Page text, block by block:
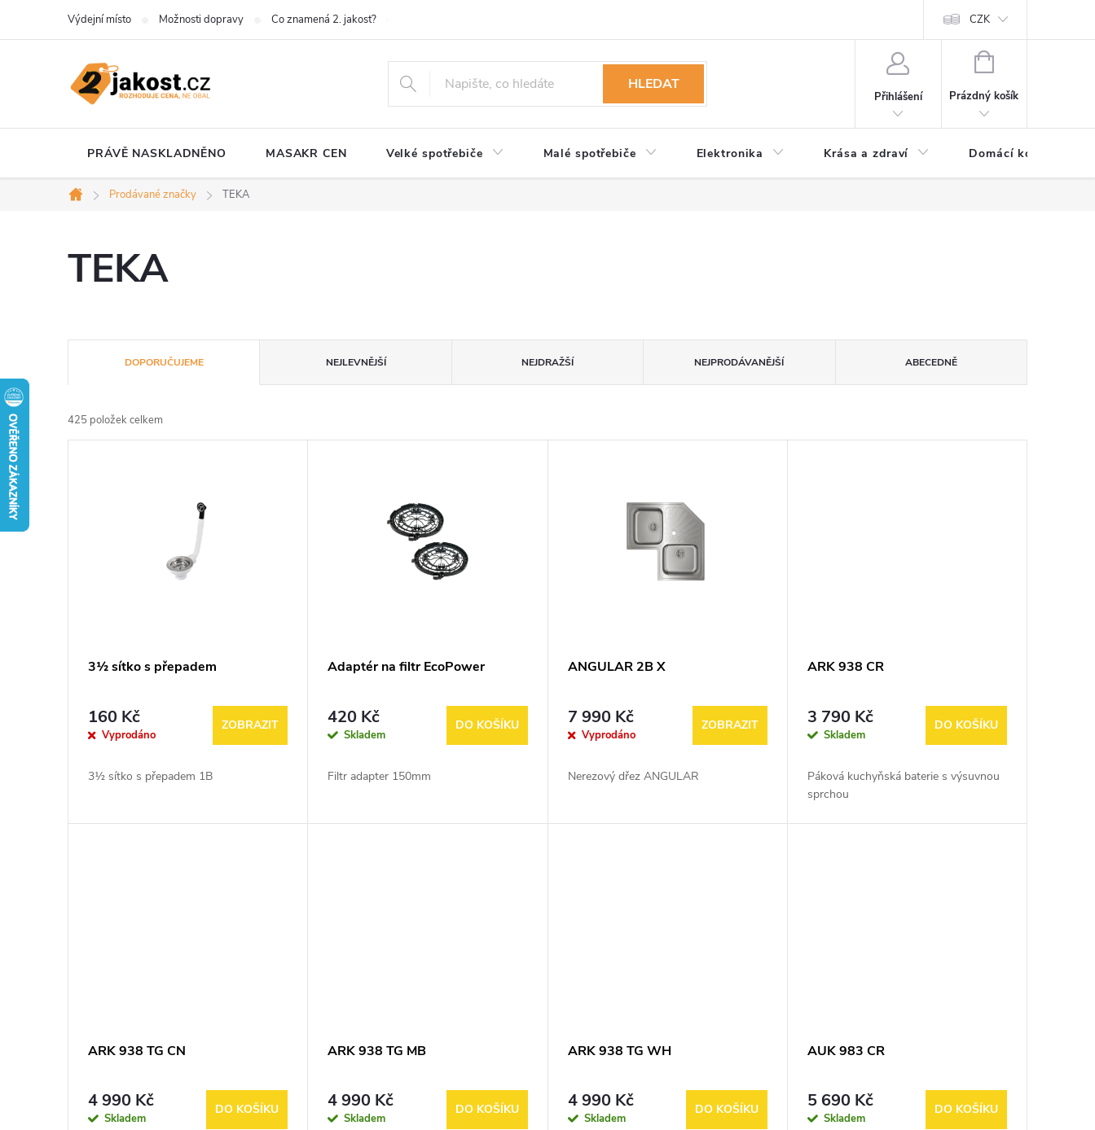
Výdejní místo Možnosti dopravy Co znamená 2. jakost? Prohlášení o ochraně osobních údajů
CZK
HLEDAT
Přihlášení
NÁKUPNÍ
Prázdný košík
PRÁVĚ NASKLADNĚNO MASAKR CEN Velké spotřebiče Malé spotřebiče Elektronika Krása a zdraví Domácí komfort
Domů
Prodávané značky TEKA
TEKA
a
z
DOPORUČUJEME NEJLEVNĚJŠÍ NEJDRAŽŠÍ NEJPRODÁVANĚJŠÍ ABECEDNĚ
425 položek celkem
u
3½ sítko s přepadem
160 Kč
Vyprodáno
ZOBRAZIT
3½ sítko s přepadem 1B
Adaptér na filtr EcoPower
420 Kč
Skladem
DO KOŠÍKU
Filtr adapter 150mm
ANGULAR 2B X
7 990 Kč
Vyprodáno
ZOBRAZIT
Nerezový dřez ANGULAR
ARK 938 CR
3 790 Kč
Skladem
DO KOŠÍKU
Páková kuchyňská baterie s výsuvnou
sprchou
ARK 938 TG CN
4 990 Kč
Skladem
DO KOŠÍKU
ARK 938 TG MB
4 990 Kč
Skladem
DO KOŠÍKU
ARK 938 TG WH
4 990 Kč
Skladem
DO KOŠÍKU
AUK 983 CR
5 690 Kč
Skladem
DO KOŠÍKU